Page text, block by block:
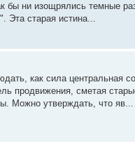
бы ни изощрялись темные
Эта старая истина...
как сила центральная
продвижения, сметая
Можно утверждать, что яв...